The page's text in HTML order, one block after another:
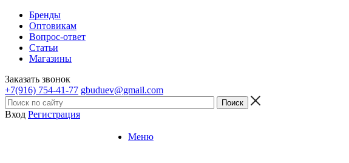
Бренды
Оптовикам
Вопрос-ответ
Статьи
Магазины
Заказать звонок
+7(916) 754-41-77 gbuduev@gmail.com
Вход Регистрация
Меню